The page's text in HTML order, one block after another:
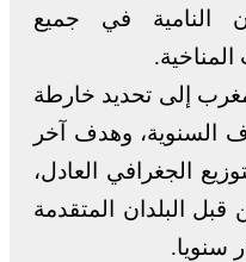
النامية في جميع
المناخية.
إلى تحديد خارطة
السنوية، وهدف آخر
الجغرافي العادل،
قبل البلدان المتقدمة